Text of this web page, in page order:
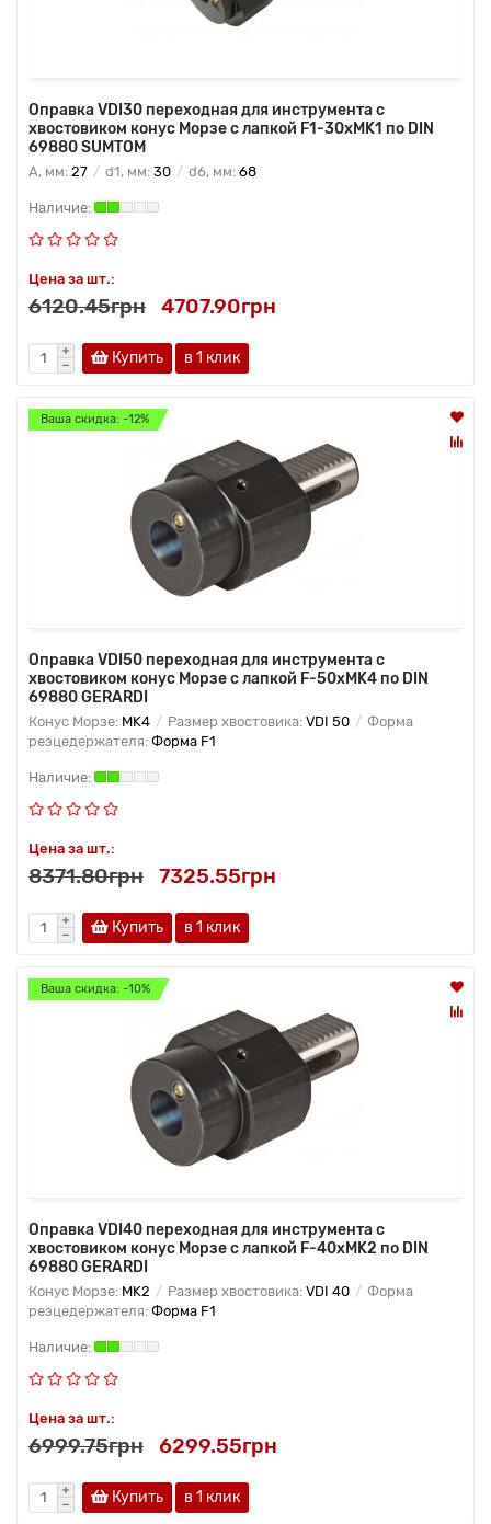
Оправка VDI30 переходная для инструмента с
хвостовиком конус Морзе с лапкой F1-30хMK1 по DIN
69880 SUMTOM
A, мм: 27 d1, мм: 30 d6, мм: 68
Цена за шт.:
6120.45грн 4707.90грн
Купить в 1 клик
Ваша скидка: -12%
Оправка VDI50 переходная для инструмента с
хвостовиком конус Морзе с лапкой F-50хMK4 по DIN
69880 GERARDI
Конус Морзе: MK4 Размер хвостовика: VDI 50
Форма
резцедержателя: Форма F1
Цена за шт.:
8371.80грн 7325.55грн
Купить в 1 клик
Ваша скидка: -10%
Оправка VDI40 переходная для инструмента с
хвостовиком конус Морзе с лапкой F-40хMK2 по DIN
69880 GERARDI
Конус Морзе: MK2 Размер хвостовика: VDI 40
Форма
резцедержателя: Форма F1
Цена за шт.:
6999.75грн 6299.55грн
Купить в 1 клик